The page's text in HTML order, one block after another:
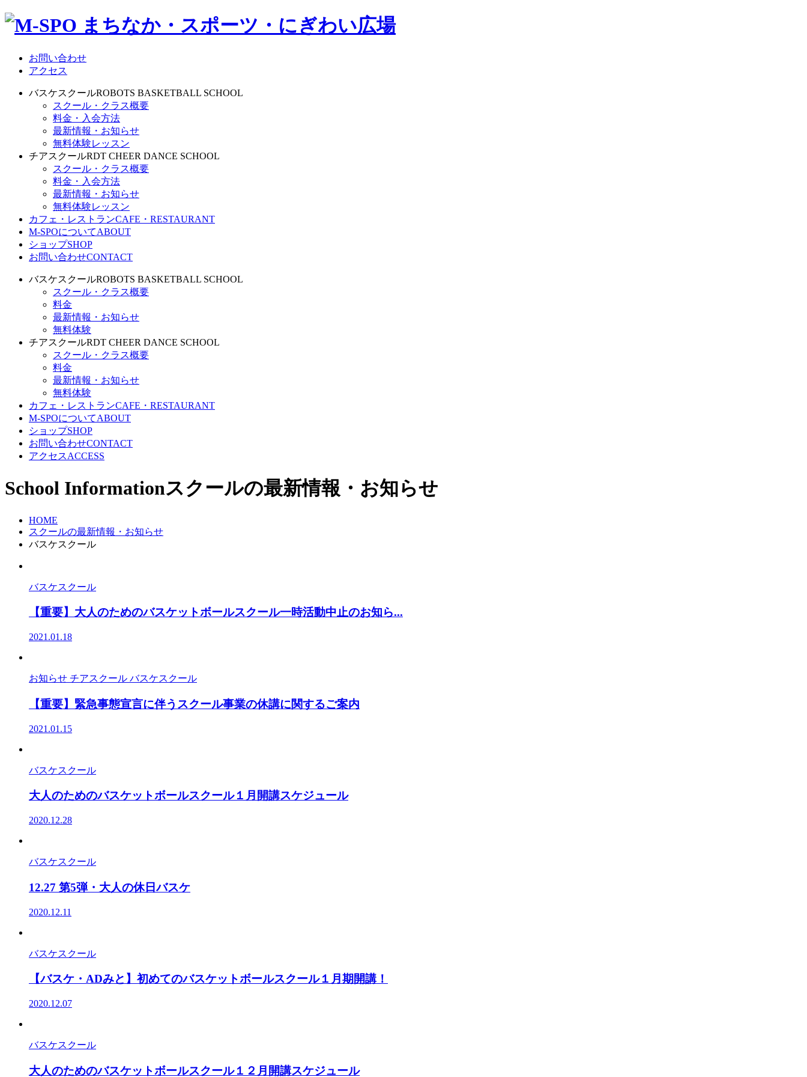
お問い合わせ
アクセス
バスケスクールROBOTS BASKETBALL SCHOOL
スクール・クラス概要
料金・入会方法
最新情報・お知らせ
無料体験レッスン
チアスクールRDT CHEER DANCE SCHOOL
スクール・クラス概要
料金・入会方法
最新情報・お知らせ
無料体験レッスン
カフェ・レストランCAFE・RESTAURANT
M-SPOについてABOUT
ショップSHOP
お問い合わせCONTACT
バスケスクールROBOTS BASKETBALL SCHOOL
スクール・クラス概要
料金
最新情報・お知らせ
無料体験
チアスクールRDT CHEER DANCE SCHOOL
スクール・クラス概要
料金
最新情報・お知らせ
無料体験
カフェ・レストランCAFE・RESTAURANT
M-SPOについてABOUT
ショップSHOP
お問い合わせCONTACT
アクセスACCESS
School Informationスクールの最新情報・お知らせ
HOME
スクールの最新情報・お知らせ
バスケスクール
バスケスクール
【重要】大人のためのバスケットボールスクール一時活動中止のお知ら...
2021.01.18
お知らせ チアスクール バスケスクール
【重要】緊急事態宣言に伴うスクール事業の休講に関するご案内
2021.01.15
バスケスクール
大人のためのバスケットボールスクール１月開講スケジュール
2020.12.28
バスケスクール
12.27 第5弾・大人の休日バスケ
2020.12.11
バスケスクール
【バスケ・ADみと】初めてのバスケットボールスクール１月期開講！
2020.12.07
バスケスクール
大人のためのバスケットボールスクール１２月開講スケジュール